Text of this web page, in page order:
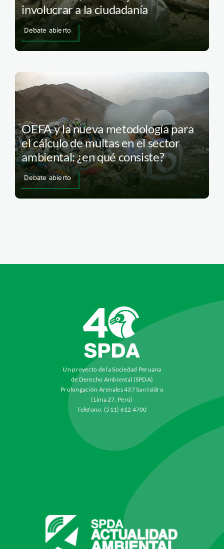
involucrar a la ciudadanía
Debate abierto
OEFA y la nueva metodología para
el cálculo de multas en el sector
ambiental: ¿en qué consiste?
Debate abierto
Un proyecto de la Sociedad Peruana
de Derecho Ambiental (SPDA)
Prolongación Arenales 437 San Isidro
(Lima 27, Perú)
Teléfono: (511) 612 4700